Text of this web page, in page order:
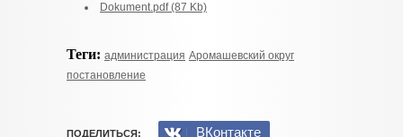
Dokument.pdf (87 Kb)
Теги: администрация Аромашевский округ
постановление
ПОДЕЛИТЬСЯ:
ВКонтакте